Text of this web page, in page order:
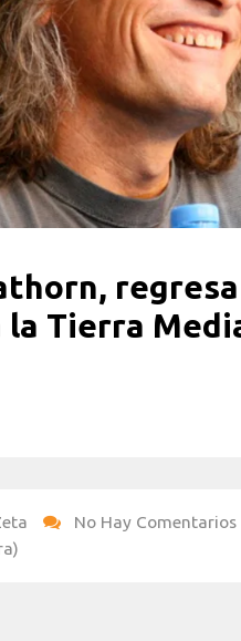
Tierra
No Hay Comentarios